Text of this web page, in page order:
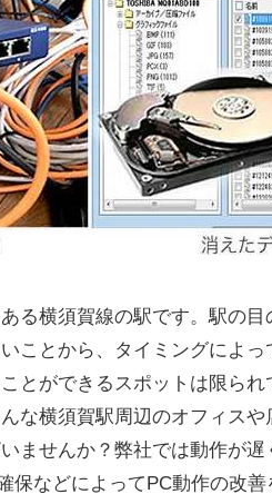
る横須賀線の駅です。駅の
ことから、タイミングによ
とができるスポットは限ら
な横須賀駅周辺のオフィス
ませんか？弊社では動作が
保などによってPC動作の改善